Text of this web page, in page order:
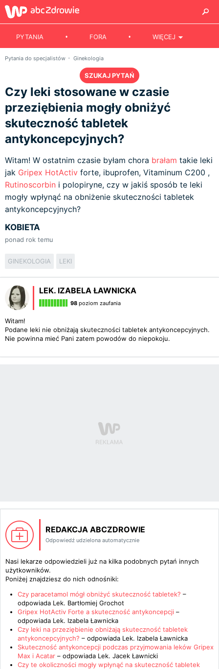
PYTANIA FORA WIĘCEJ
Pytania do specjalistów Ginekologia
SZUKAJ PYTAŃ
Czy leki stosowane w czasie
przeziębienia mogły obniżyć
skuteczność tabletek
antykoncepcyjnych?
Witam! W ostatnim czasie byłam chora brałam takie leki
jak Gripex HotActiv forte, ibuprofen, Vitaminum C200 ,
Rutinoscorbin i polopiryne, czy w jakiś sposób te leki
mogły wpłynąć na obniżenie skuteczności tabletek
antykoncepcyjnych?
KOBIETA
ponad rok temu
GINEKOLOGIA LEKI
LEK. IZABELA ŁAWNICKA
98 poziom zaufania
Witam!
Podane leki nie obniżają skuteczności tabletek antykoncepcyjnych.
Nie powinna mieć Pani zatem powodów do niepokoju.
REDAKCJA ABCZDROWIE
Odpowiedź udzielona automatycznie
Nasi lekarze odpowiedzieli już na kilka podobnych pytań innych
użytkowników.
Poniżej znajdziesz do nich odnośniki:
Czy paracetamol mógł obniżyć skuteczność tabletek? –
odpowiada Lek. Bartłomiej Grochot
Gripex HotActiv Forte a skuteczność antykoncepcji –
odpowiada Lek. Izabela Ławnicka
Czy leki na przeziębienie obniżają skuteczność tabletek
antykoncepcyjnych? – odpowiada Lek. Izabela Ławnicka
Skuteczność antykoncepcji podczas przyjmowania leków Gripex
Max i Acatar – odpowiada Lek. Jacek Ławnicki
Czy te okoliczności mogły wpłynąć na skuteczność tabletek